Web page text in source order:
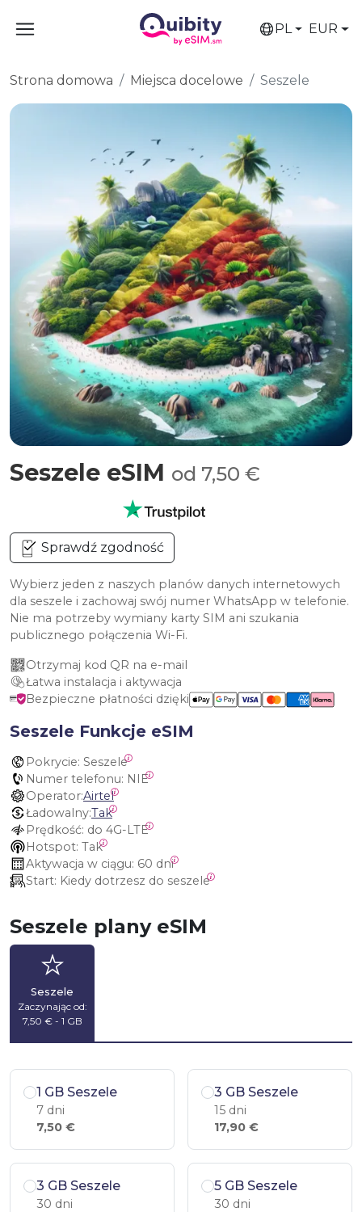
PL EUR
Strona domowa Miejsca docelowe Seszele
Seszele eSIM od 7,50 €
Sprawdź zgodność
Wybierz jeden z naszych planów danych internetowych
dla seszele i zachowaj swój numer WhatsApp w telefonie.
Nie ma potrzeby wymiany karty SIM ani szukania
publicznego połączenia Wi-Fi.
Otrzymaj kod QR na e-mail
Łatwa instalacja i aktywacja
Bezpieczne płatności dzięki
Seszele Funkcje eSIM
Pokrycie: Seszele
Numer telefonu: NIE
Operator:Airtel
Ładowalny:Tak
Prędkość: do 4G-LTE
Hotspot: Tak
Aktywacja w ciągu: 60 dni
Start: Kiedy dotrzesz do seszele
Seszele plany eSIM
Seszele
Zaczynając od:
7,50 € - 1 GB
1 GB Seszele
7 dni
7,50 €
3 GB Seszele
15 dni
17,90 €
3 GB Seszele
30 dni
5 GB Seszele
30 dni